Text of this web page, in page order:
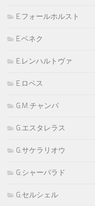
E.フォールホルスト
E.ベネク
E.レンハルトヴァ
E.ロペス
G.M.チャンパ
G.エスタレラス
G.サケラリオウ
G.シャーパラド
G.セルシェル